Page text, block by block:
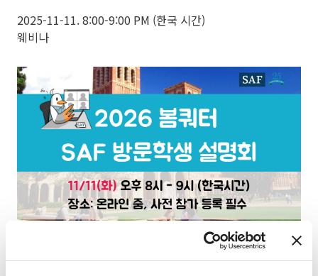
2025-11-11. 8:00-9:00 PM (한국 시간)
웨비나